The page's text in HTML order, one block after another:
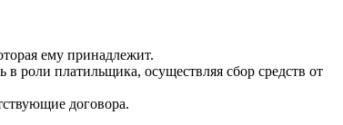
ему принадлежит.
роли платильщика, осуществляя сбор средств от
договора.